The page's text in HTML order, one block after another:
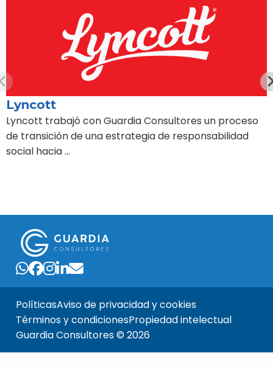
Lyncott
Lyncott trabajó con Guardia Consultores un proceso
de transición de una estrategia de responsabilidad
social hacia …
PolíticasAviso de privacidad y cookies
Términos y condicionesPropiedad intelectual
Guardia Consultores © 2026